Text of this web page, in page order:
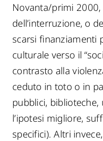
Novanta/primi 2000,
dell’interruzione, o
scarsi finanziamenti
culturale verso il
contrasto alla
ceduto in toto o in
pubblici, biblioteche,
l’ipotesi migliore,
specifici). Altri